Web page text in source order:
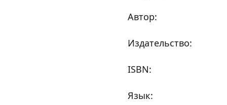
Автор:
Издательство:
ISBN:
Язык: